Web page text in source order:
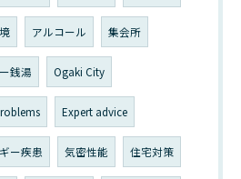
アルコール 集会所
銭湯 Ogaki City
Expert advice
ー疾患 気密性能 住宅対策